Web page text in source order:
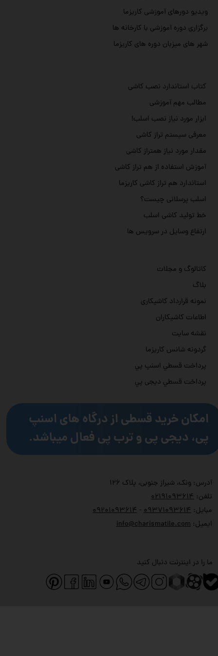
ما را در اینترنت دنبال کنید
آدرس: ونک، شیراز جنوبی، پلاک ۱۲۶
تلفن:
۰۲۱۹۱۰۹۳۶۱۴
مبایل:
۰۹۳۷۱۰۹۳۶۱۴ - ۰۹۲۰۱۰۹۳۶۱۴
ایمیل:info@charismatile.com
ویدیو دورهای آموزشی کاریزما
برگزاری دوره آموزشی با کارخانه ها
شهر های میزبان دوره های کاریزما
کاتالوگ و مجلات
بلاگ
نمونه قرارداد کاشیکاری
اطاعات کاشیکاران
نقشه سایت
گردونه شانس کاریزما
پرداخت قسطي اسنپ پي
پرداخت قسطي دیجی پي
کتاب استاندارد نصب کاشی
مطالب مهم آموزشی
ابزار مورد نیاز نصب اسلب!
معرفی سیستم تراز کاشی
مقدار مورد نیاز همتراز کاشی
آموزش استفاده از هم تراز کاشی
استاندارد هم تراز کاشی کاریزما
اسلب پرسلانی چیست؟
خط تولید کاشی اسلب
ارتفاع وسایل در سرویس ها
امکان خرید قسطی از درگاه های اسنپ
پی، دیجی پی و ترب پی فعال میباشد.